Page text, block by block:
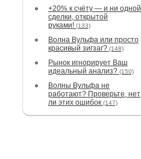
+20% к счёту — и ни одной
сделки, открытой
руками! (133)
Волна Вульфа или просто
красивый зигзаг? (148)
Рынок игнорирует Ваш
идеальный анализ? (150)
Волны Вульфа не
работают? Проверьте, нет
ли этих ошибок (147)